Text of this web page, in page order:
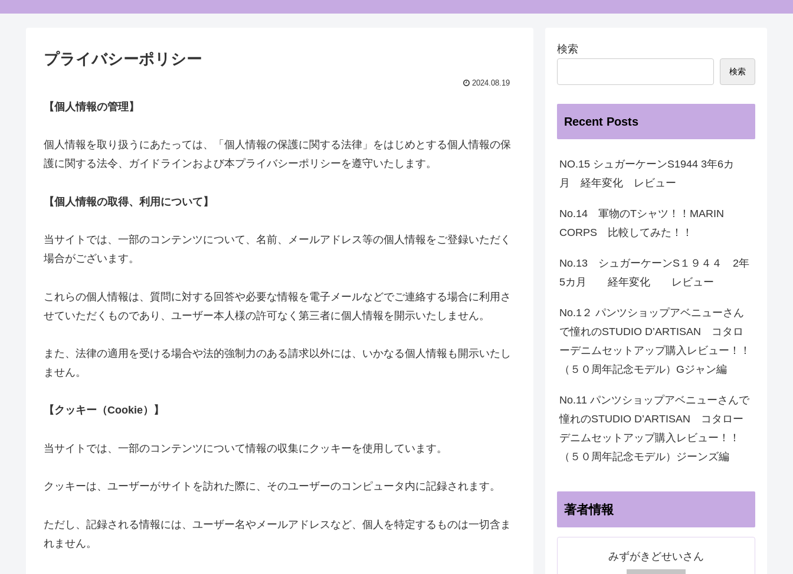
プライバシーポリシー
2024.08.19
【個人情報の管理】
個人情報を取り扱うにあたっては、「個人情報の保護に関する法律」をはじめとする個人情報の保
護に関する法令、ガイドラインおよび本プライバシーポリシーを遵守いたします。
【個人情報の取得、利用について】
当サイトでは、一部のコンテンツについて、名前、メールアドレス等の個人情報をご登録いただく
場合がございます。
これらの個人情報は、質問に対する回答や必要な情報を電子メールなどでご連絡する場合に利用さ
せていただくものであり、ユーザー本人様の許可なく第三者に個人情報を開示いたしません。
また、法律の適用を受ける場合や法的強制力のある請求以外には、いかなる個人情報も開示いたし
ません。
【クッキー（Cookie）】
当サイトでは、一部のコンテンツについて情報の収集にクッキーを使用しています。
クッキーは、ユーザーがサイトを訪れた際に、そのユーザーのコンピュータ内に記録されます。
ただし、記録される情報には、ユーザー名やメールアドレスなど、個人を特定するものは一切含ま
れません。
検索
検索
Recent Posts
NO.15 シュガーケーンS1944 3年6カ
月 経年変化 レビュー
No.14 軍物のTシャツ！！MARIN
CORPS 比較してみた！！
No.13 シュガーケーンS１９４４ 2年
5カ月 経年変化 レビュー
No.1２ パンツショップアベニューさん
で憧れのSTUDIO D’ARTISAN コタロ
ーデニムセットアップ購入レビュー！！
（５０周年記念モデル）Gジャン編
No.11 パンツショップアベニューさんで
憧れのSTUDIO D’ARTISAN コタロー
デニムセットアップ購入レビュー！！
（５０周年記念モデル）ジーンズ編
著者情報
みずがきどせいさん